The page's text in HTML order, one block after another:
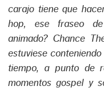
carajo tiene que
hop, ese fraseo
animado? Chance
estuviese
tiempo, a punto de
momentos gospel y